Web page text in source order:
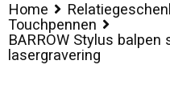
Home
Touchpennen
BARROW Stylus
lasergravering